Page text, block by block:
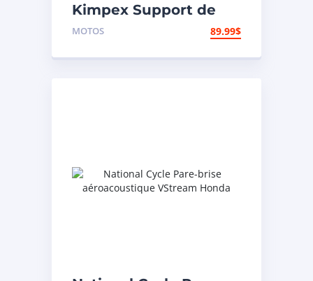
Kimpex Support de
motocross
MOTOS 89.99$